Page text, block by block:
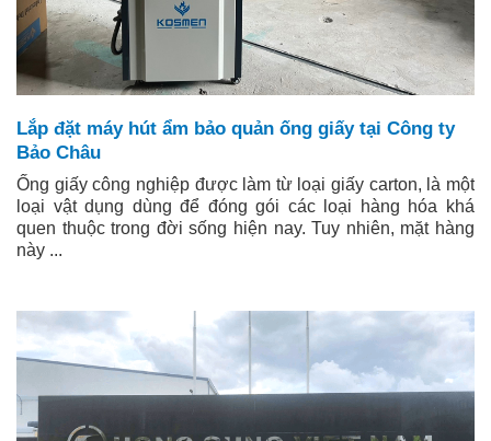
Lắp đặt máy hút ẩm bảo quản ống giấy tại Công ty
Bảo Châu
Ống giấy công nghiệp được làm từ loại giấy carton, là một
loại vật dụng dùng để đóng gói các loại hàng hóa khá
quen thuộc trong đời sống hiện nay. Tuy nhiên, mặt hàng
này ...